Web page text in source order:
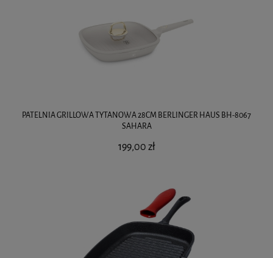
PATELNIA GRILLOWA TYTANOWA 28CM BERLINGER HAUS BH-8067
SAHARA
199,00 zł